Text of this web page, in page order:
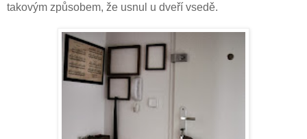
takovým způsobem, že usnul u dveří vsedě.